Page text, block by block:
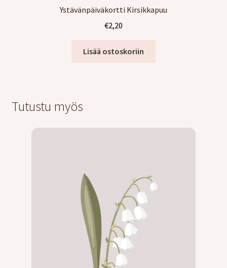
Ystävänpäiväkortti Kirsikkapuu
€2,20
Lisää ostoskoriin
Tutustu myös